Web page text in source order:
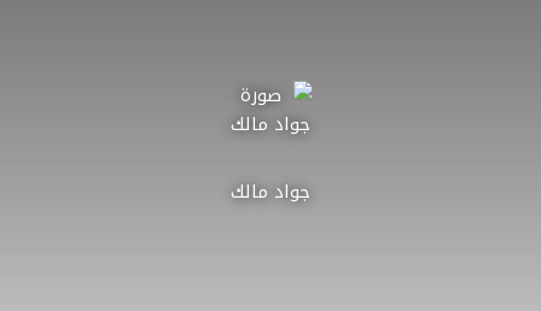
جواد مالك